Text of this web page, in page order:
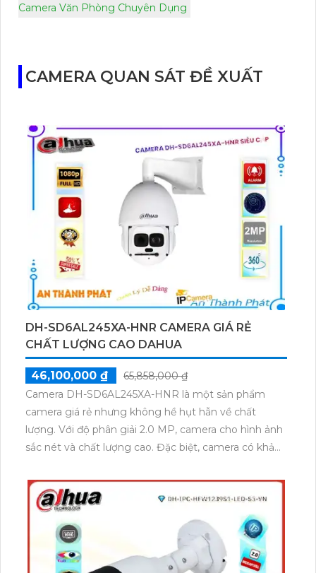
Camera Văn Phòng Chuyên Dụng
CAMERA QUAN SÁT ĐỀ XUẤT
DH-SD6AL245XA-HNR CAMERA GIÁ RẺ
CHẤT LƯỢNG CAO DAHUA
46,100,000 ₫
65,858,000 ₫
Camera DH-SD6AL245XA-HNR là một sản phẩm
camera giá rẻ nhưng không hề hụt hẫn về chất
lượng. Với độ phân giải 2.0 MP, camera cho hình ảnh
sắc nét và chất lượng cao. Đặc biệt, camera có khả
ngoại siêu xa. Camera cũng hỗ trợ truyền tải hình ảnh
qua mạng IP POE, đảm bảo sự ổn định và tiện lợi.
Starlight là ứng dụng được tích hợp trong camera
cho phép truyền tải hình ảnh qua mạng một cách
linh hoạt và chính xác. Thiết kế camera tinh tế và